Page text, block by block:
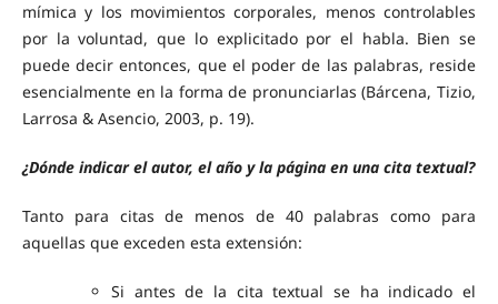
mímica y los movimientos corporales, menos controlables
por la voluntad, que lo explicitado por el habla. Bien se
puede decir entonces, que el poder de las palabras, reside
esencialmente en la forma de pronunciarlas (Bárcena, Tizio,
Larrosa & Asencio, 2003, p. 19).
¿Dónde indicar el autor, el año y la página en una cita textual?
Tanto para citas de menos de 40 palabras como para
aquellas que exceden esta extensión:
Si antes de la cita textual se ha indicado el